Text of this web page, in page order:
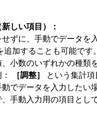
しい項目）：
せずに、手動でデータを
追加することも可能です
小数のいずれかの種類
［調整］
という集計
動でデータを入力したい
、手動入力用の項目とし